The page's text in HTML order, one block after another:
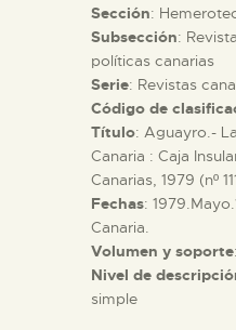
█
EL MUSEO
DIDÁCTICA
ESPAÑOL
Sección:
Subsección:
políticas canarias
Serie: Revistas
Código de
Título: Aguayro.-
Canaria : Caja
Canarias, 1979 (nº
Fechas:
Canaria.
Volumen y soporte
Nivel de
simple